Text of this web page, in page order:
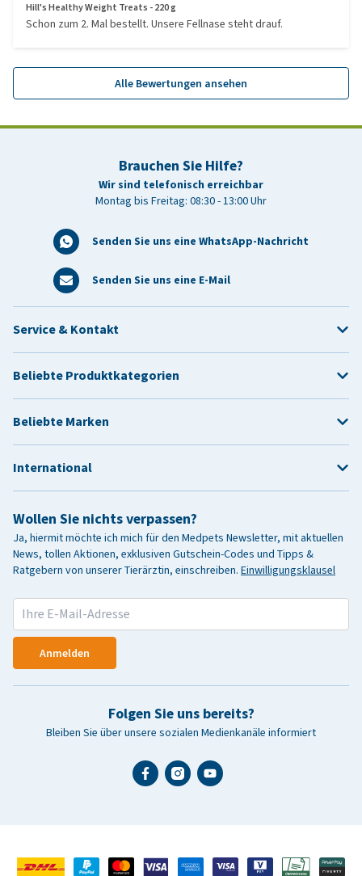
Hill's Healthy Weight Treats - 220 g
Schon zum 2. Mal bestellt. Unsere Fellnase steht drauf.
Alle Bewertungen ansehen
Brauchen Sie Hilfe?
Wir sind telefonisch erreichbar
Montag bis Freitag: 08:30 - 13:00 Uhr
Senden Sie uns eine WhatsApp-Nachricht
Senden Sie uns eine E-Mail
Wollen Sie nichts verpassen?
Ja, hiermit möchte ich mich für den Medpets Newsletter, mit aktuellen
News, tollen Aktionen, exklusiven Gutschein-Codes und Tipps &
Ratgebern von unserer Tierärztin, einschreiben. Einwilligungsklausel
Anmelden
Folgen Sie uns bereits?
Bleiben Sie über unsere sozialen Medienkanäle informiert
Service & Kontakt
Beliebte Produktkategorien
Beliebte Marken
International